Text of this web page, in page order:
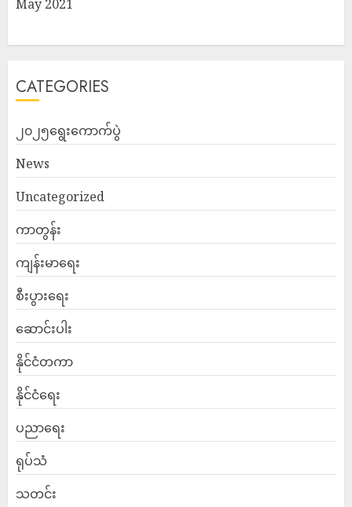
May 2021
CATEGORIES
၂၀၂၅ရွေးကောက်ပွဲ
News
Uncategorized
ကာတွန်း
ကျန်းမာရေး
စီးပွားရေး
ဆောင်းပါး
နိုင်ငံတကာ
နိုင်ငံရေး
ပညာရေး
ရုပ်သံ
သတင်း